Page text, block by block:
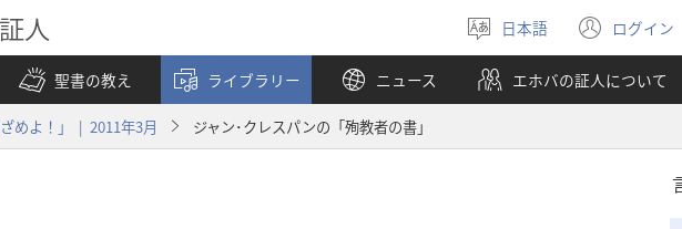
人
言
語
を
選
日本語 ログイン
（新
し
い
タ
で
聖書の教え ライブラリー ニュース エホバの証人について
ざめよ！」 | 2011年3月 ジャン･クレスパンの「殉教者の書」